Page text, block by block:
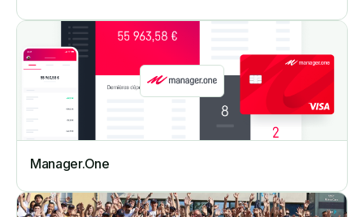
Manager.One